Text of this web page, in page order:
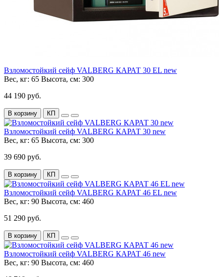
Взломостойкий сейф VALBERG КАРАТ 30 EL new
Вес, кг: 65 Высота, см: 300
44 190 руб.
В корзину КП
Взломостойкий сейф VALBERG КАРАТ 30 new
Вес, кг: 65 Высота, см: 300
39 690 руб.
В корзину КП
Взломостойкий сейф VALBERG КАРАТ 46 EL new
Вес, кг: 90 Высота, см: 460
51 290 руб.
В корзину КП
Взломостойкий сейф VALBERG КАРАТ 46 new
Вес, кг: 90 Высота, см: 460